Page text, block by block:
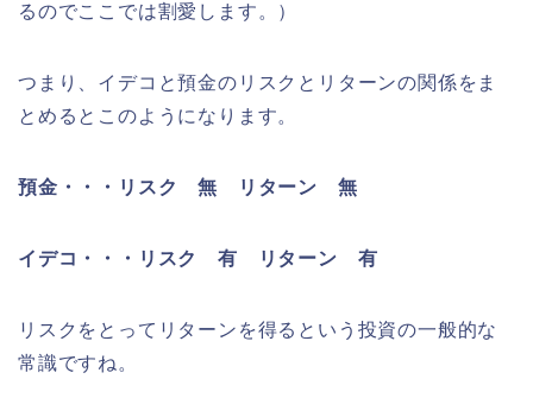
るのでここでは割愛します。）
つまり、イデコと預金のリスクとリターンの関係をま
とめるとこのようになります。
預金・・・リスク 無 リターン 無
イデコ・・・リスク 有 リターン 有
リスクをとってリターンを得るという投資の一般的な
常識ですね。